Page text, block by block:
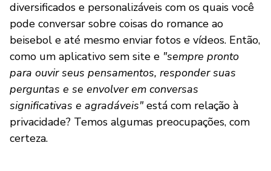
diversificados e personalizáveis com os quais você
pode conversar sobre coisas do romance ao
beisebol e até mesmo enviar fotos e vídeos. Então,
como um aplicativo sem site e "sempre pronto
para ouvir seus pensamentos, responder suas
perguntas e se envolver em conversas
significativas e agradáveis"está com relação à
privacidade? Temos algumas preocupações, com
certeza.